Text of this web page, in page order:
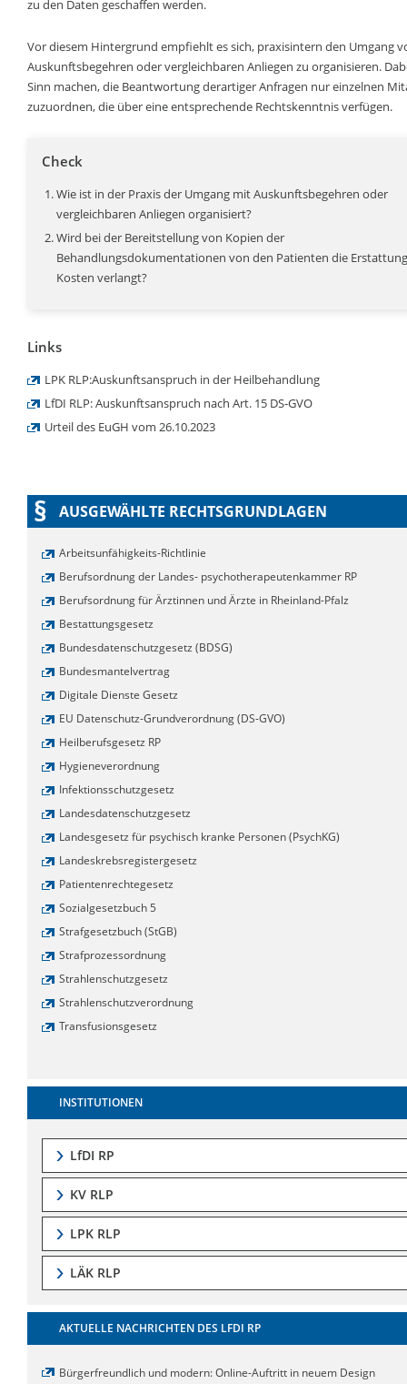
zu den Daten geschaffen werden.
Vor diesem Hintergrund empfiehlt es sich, praxisintern den Umgang
Auskunftsbegehren oder vergleichbaren Anliegen zu organisieren.
Sinn machen, die Beantwortung derartiger Anfragen nur einzelnen
zuzuordnen, die über eine entsprechende Rechtskenntnis verfügen.
Check
Wie ist in der Praxis der Umgang mit Auskunftsbegehren oder
vergleichbaren Anliegen organisiert?
Wird bei der Bereitstellung von Kopien der
Behandlungsdokumentationen von den Patienten die
Kosten verlangt?
Links
LPK RLP:Auskunftsanspruch in der Heilbehandlung
LfDI RLP: Auskunftsanspruch nach Art. 15 DS-GVO
Urteil des EuGH vom 26.10.2023
§ AUSGEWÄHLTE RECHTSGRUNDLAGEN
Arbeitsunfähigkeits-Richtlinie
Berufsordnung der Landes- psychotherapeutenkammer RP
Berufsordnung für Ärztinnen und Ärzte in Rheinland-Pfalz
Bestattungsgesetz
Bundesdatenschutzgesetz (BDSG)
Bundesmantelvertrag
Digitale Dienste Gesetz
EU Datenschutz-Grundverordnung (DS-GVO)
Heilberufsgesetz RP
Hygieneverordnung
Infektionsschutzgesetz
Landesdatenschutzgesetz
Landesgesetz für psychisch kranke Personen (PsychKG)
Landeskrebsregistergesetz
Patientenrechtegesetz
Sozialgesetzbuch 5
Strafgesetzbuch (StGB)
Strafprozessordnung
Strahlenschutzgesetz
Strahlenschutzverordnung
Transfusionsgesetz
INSTITUTIONEN
LfDI RP
KV RLP
LPK RLP
LÄK RLP
AKTUELLE NACHRICHTEN DES LFDI RP
Bürgerfreundlich und modern: Online-Auftritt in neuem Design